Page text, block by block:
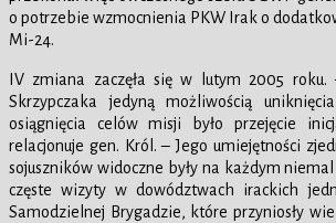
o potrzebie wzmocnienia PKW Irak o
Mi-24.
IV zmiana zaczęła się w lutym 2005 roku.
Skrzypczaka jedyną możliwością
osiągnięcia celów misji było przejęcie
relacjonuje gen. Król. – Jego umiejętności
sojuszników widoczne były na każdym niemal
częste wizyty w dowództwach irackich
Samodzielnej Brygadzie, które przyniosły